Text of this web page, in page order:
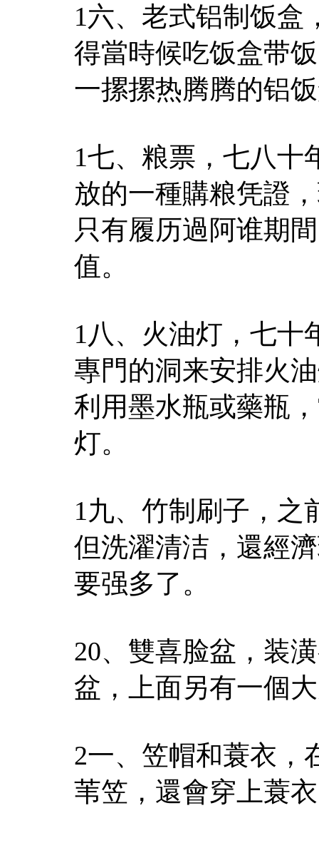
1六、老式铝制饭盒
得當時候吃饭盒带
一摞摞热腾腾的铝
1七、粮票，七八十
放的一種購粮凭證
只有履历過阿谁期
值。
1八、火油灯，七十
專門的洞来安排火
利用墨水瓶或藥瓶
灯。
1九、竹制刷子，之
但洗濯清洁，還經
要强多了。
20、雙喜脸盆，装
盆，上面另有一個
2一、笠帽和蓑衣，
苇笠，還會穿上蓑